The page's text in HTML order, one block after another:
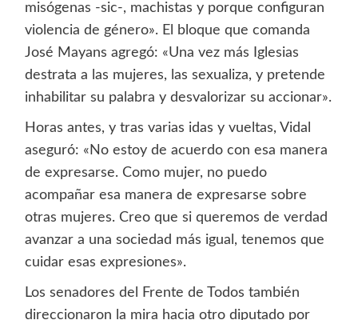
misógenas -sic-, machistas y porque configuran
violencia de género». El bloque que comanda
José Mayans agregó: «Una vez más Iglesias
destrata a las mujeres, las sexualiza, y pretende
inhabilitar su palabra y desvalorizar su accionar».
Horas antes, y tras varias idas y vueltas, Vidal
aseguró: «No estoy de acuerdo con esa manera
de expresarse. Como mujer, no puedo
acompañar esa manera de expresarse sobre
otras mujeres. Creo que si queremos de verdad
avanzar a una sociedad más igual, tenemos que
cuidar esas expresiones».
Los senadores del Frente de Todos también
direccionaron la mira hacia otro diputado por